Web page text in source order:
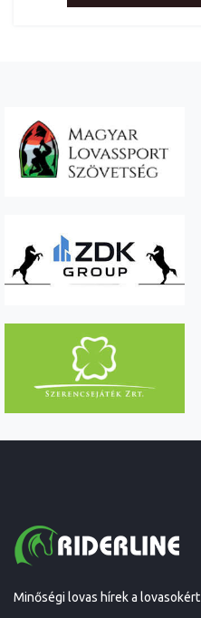
Minőségi lovas hírek a lovasokért